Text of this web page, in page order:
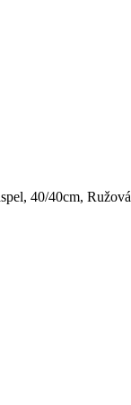
40/40cm, Ružová